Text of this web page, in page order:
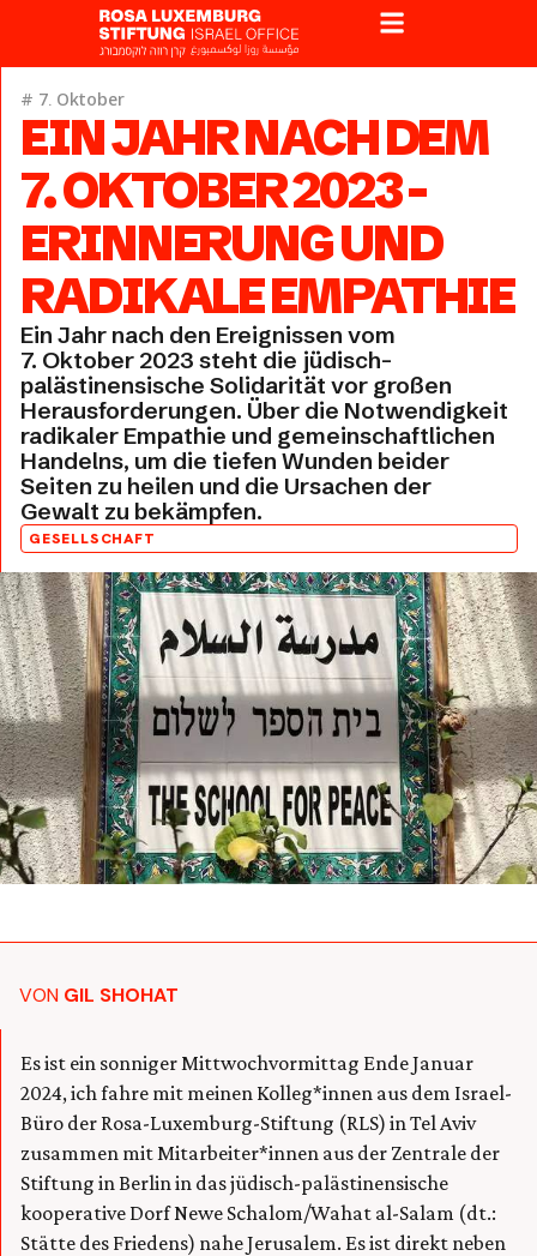
# 7. Oktober
EIN JAHR NACH DEM
7. OKTOBER 2023 –
ERINNERUNG UND
RADIKALE EMPATHIE
Ein Jahr nach den Ereignissen vom
7. Oktober 2023 steht die jüdisch-
palästinensische Solidarität vor großen
Herausforderungen. Über die Notwendigkeit
radikaler Empathie und gemeinschaftlichen
Handelns, um die tiefen Wunden beider
Seiten zu heilen und die Ursachen der
Gewalt zu bekämpfen.
GESELLSCHAFT
VON GIL SHOHAT
Es ist ein sonniger Mittwochvormittag Ende Januar
2024, ich fahre mit meinen Kolleg*innen aus dem Israel-
Büro der Rosa-Luxemburg-Stiftung (RLS) in Tel Aviv
zusammen mit Mitarbeiter*innen aus der Zentrale der
Stiftung in Berlin in das jüdisch-palästinensische
kooperative Dorf Newe Schalom/Wahat al-Salam (dt.:
Stätte des Friedens) nahe Jerusalem. Es ist direkt neben